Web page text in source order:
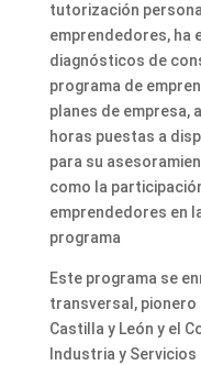
tutorización
emprendedores, ha
diagnósticos de
programa de
planes de empresa,
horas puestas a
para su
como la
emprendedores en
programa
Este programa se
transversal, pionero
Castilla y León y el
Industria y